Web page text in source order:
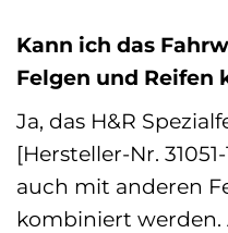
Kann ich das
Felgen und Reifen
Ja, das H&R
[Hersteller-Nr.
auch mit anderen
kombiniert werden.